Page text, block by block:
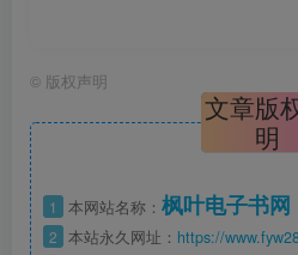
© 版权声明
文章版
明
1 本网站名称： 枫叶电子书网
2 本站永久网址： https://